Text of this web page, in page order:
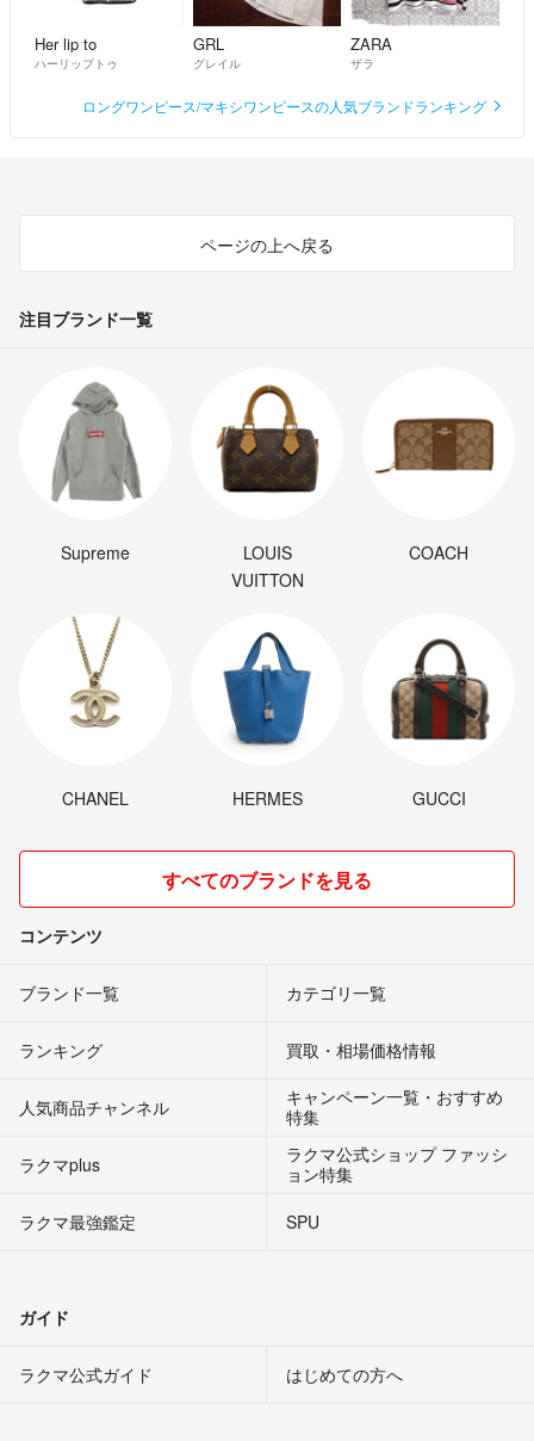
Her lip to
ハーリップトゥ
GRL
グレイル
ZARA
ザラ
ロングワンピース/マキシワンピースの人気ブランドランキング
ページの上へ戻る
注目ブランド一覧
Supreme
LOUIS
VUITTON
COACH
CHANEL HERMES GUCCI
すべてのブランドを見る
コンテンツ
ブランド一覧 カテゴリ一覧
ランキング 買取・相場価格情報
人気商品チャンネル
キャンペーン一覧・おすすめ
特集
ラクマplus
ラクマ公式ショップ ファッシ
ョン特集
ラクマ最強鑑定
SPU
ガイド
ラクマ公式ガイド はじめての方へ